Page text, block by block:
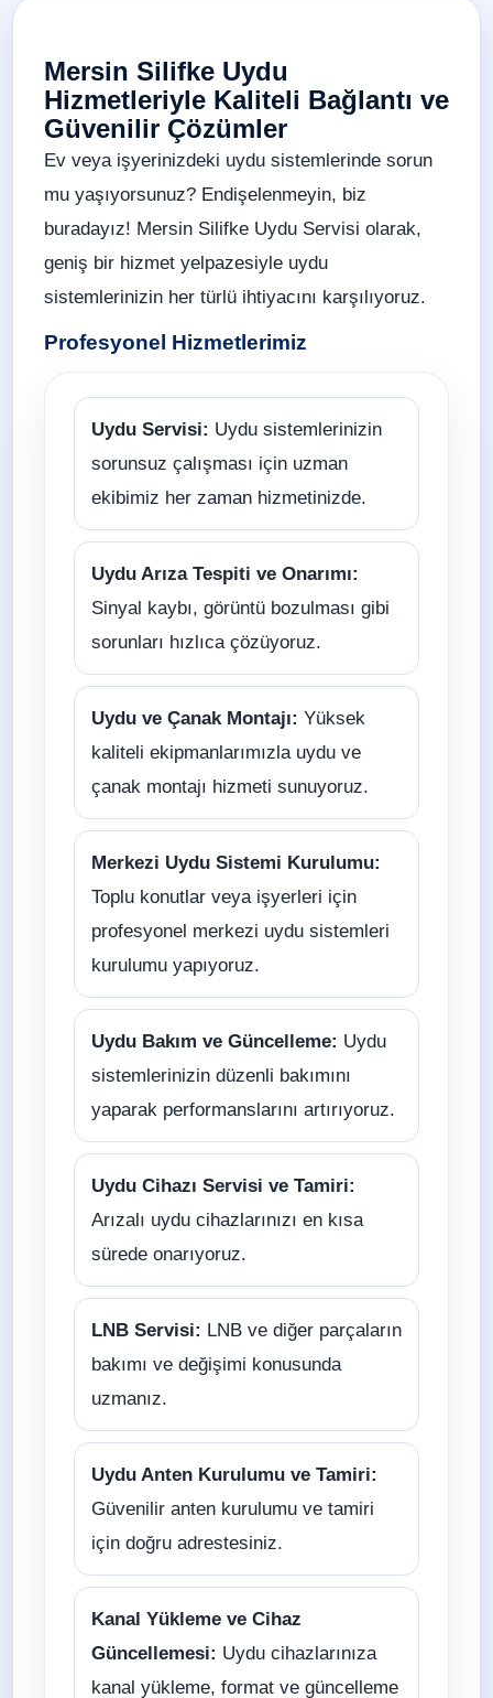
Mersin Silifke Uydu
Hizmetleriyle Kaliteli Bağlantı ve
Güvenilir Çözümler
Ev veya işyerinizdeki uydu sistemlerinde sorun
mu yaşıyorsunuz? Endişelenmeyin, biz
buradayız! Mersin Silifke Uydu Servisi olarak,
geniş bir hizmet yelpazesiyle uydu
sistemlerinizin her türlü ihtiyacını karşılıyoruz.
Profesyonel Hizmetlerimiz
Uydu Servisi: Uydu sistemlerinizin
sorunsuz çalışması için uzman
ekibimiz her zaman hizmetinizde.
Uydu Arıza Tespiti ve Onarımı:
Sinyal kaybı, görüntü bozulması gibi
sorunları hızlıca çözüyoruz.
Uydu ve Çanak Montajı: Yüksek
kaliteli ekipmanlarımızla uydu ve
çanak montajı hizmeti sunuyoruz.
Merkezi Uydu Sistemi Kurulumu:
Toplu konutlar veya işyerleri için
profesyonel merkezi uydu sistemleri
kurulumu yapıyoruz.
Uydu Bakım ve Güncelleme: Uydu
sistemlerinizin düzenli bakımını
yaparak performanslarını artırıyoruz.
Uydu Cihazı Servisi ve Tamiri:
Arızalı uydu cihazlarınızı en kısa
sürede onarıyoruz.
LNB Servisi: LNB ve diğer parçaların
bakımı ve değişimi konusunda
uzmanız.
Uydu Anten Kurulumu ve Tamiri:
Güvenilir anten kurulumu ve tamiri
için doğru adrestesiniz.
Kanal Yükleme ve Cihaz
Güncellemesi: Uydu cihazlarınıza
kanal yükleme, format ve güncelleme